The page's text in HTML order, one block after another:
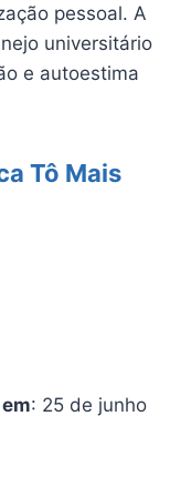
pessoal. A
universitário
e autoestima
Tô Mais
: 25 de junho